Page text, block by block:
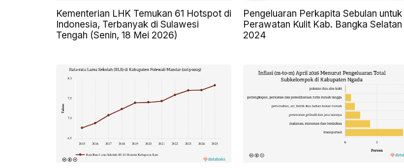
Kementerian LHK Temukan 61 Hotspot di
Indonesia, Terbanyak di Sulawesi
Tengah (Senin, 18 Mei 2026)
Pengeluaran Perkapita Sebulan untuk
Perawatan Kulit Kab. Bangka Selatan |
2024